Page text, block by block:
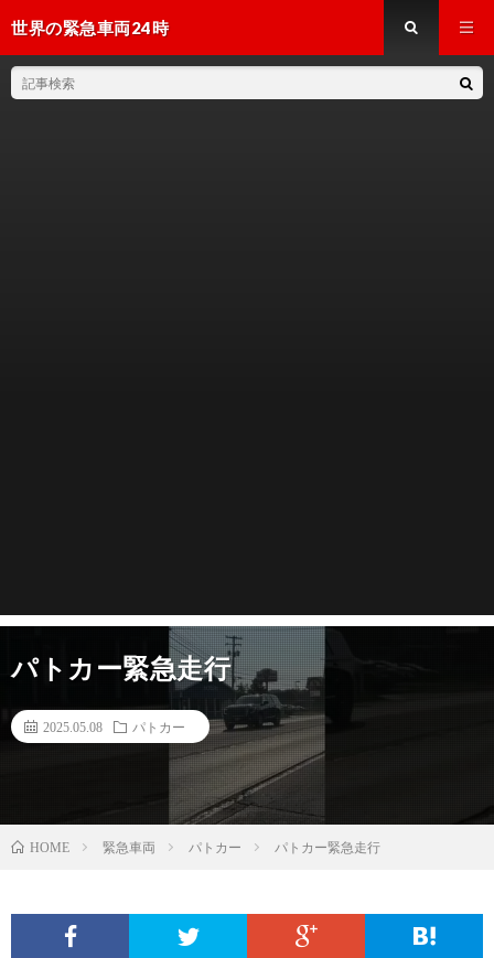
世界の緊急車両24時
パトカー緊急走行
2025.05.08 パトカー
HOME 緊急車両 パトカー パトカー緊急走行